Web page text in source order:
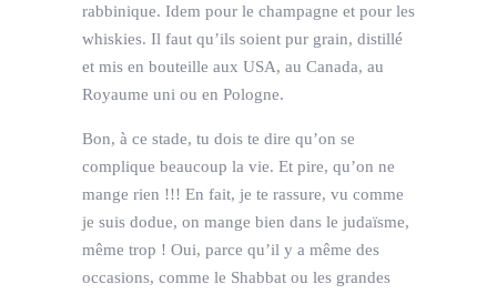
rabbinique. Idem pour le champagne et pour les
whiskies. Il faut qu’ils soient pur grain, distillé
et mis en bouteille aux USA, au Canada, au
Royaume uni ou en Pologne.
Bon, à ce stade, tu dois te dire qu’on se
complique beaucoup la vie. Et pire, qu’on ne
mange rien !!! En fait, je te rassure, vu comme
je suis dodue, on mange bien dans le judaïsme,
même trop ! Oui, parce qu’il y a même des
occasions, comme le Shabbat ou les grandes